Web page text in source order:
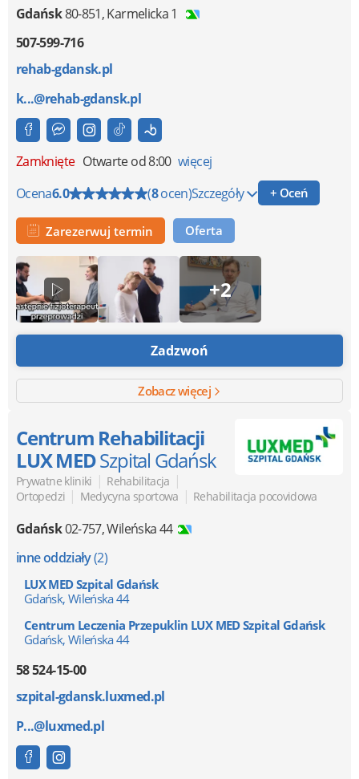
Gdańsk80-851,Karmelicka 1
507-599-716
rehab-gdansk.pl
k...@rehab-gdansk.pl
Zamknięte Otwarte od 8:00 więcej
Ocena6.0 (8ocen)Szczegóły + Oceń
Zarezerwuj termin Oferta
+2
Zadzwoń
Zobacz więcej
Centrum Rehabilitacji
LUX MEDSzpital Gdańsk
Prywatne kliniki | Rehabilitacja |
Ortopedzi | Medycyna sportowa | Rehabilitacja pocovidowa
Gdańsk02-757,Wileńska 44
inne oddziały(2)
LUX MED Szpital Gdańsk
Gdańsk, Wileńska 44
Centrum Leczenia Przepuklin LUX MED Szpital Gdańsk
Gdańsk, Wileńska 44
58 524-15-00
szpital-gdansk.luxmed.pl
P...@luxmed.pl